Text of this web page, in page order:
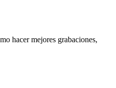
hacer mejores grabaciones,